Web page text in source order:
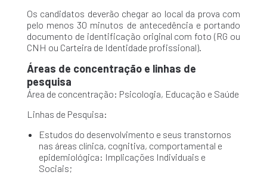
Os candidatos deverão chegar ao local da prova com
pelo menos 30 minutos de antecedência e portando
documento de identificação original com foto (RG ou
CNH ou Carteira de Identidade profissional).
Áreas de concentração e linhas de
pesquisa
Área de concentração: Psicologia, Educação e Saúde
Linhas de Pesquisa:
Estudos do desenvolvimento e seus transtornos
nas áreas clínica, cognitiva, comportamental e
epidemiológica: Implicações Individuais e
Sociais;